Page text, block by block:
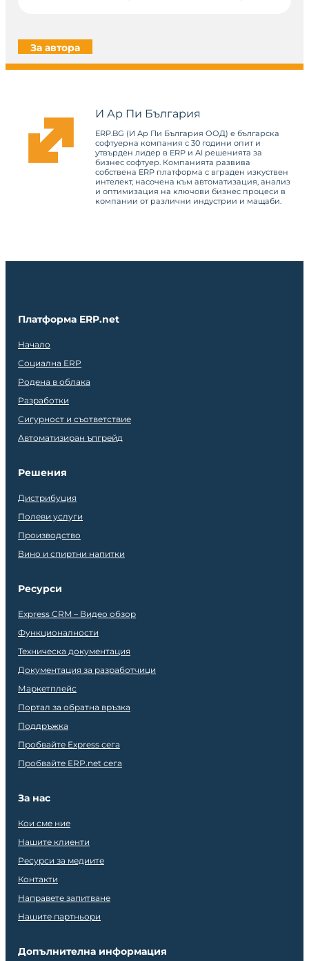
За автора
И Ар Пи България
ERP.BG (И Ар Пи България ООД) е българска
софтуерна компания с 30 години опит и
утвърден лидер в ERP и AI решенията за
бизнес софтуер. Компанията развива
собствена ERP платформа с вграден изкуствен
интелект, насочена към автоматизация, анализ
и оптимизация на ключови бизнес процеси в
компании от различни индустрии и мащаби.
Платформа ERP.net
Начало
Социална ERP
Родена в облака
Разработки
Сигурност и съответствие
Автоматизиран ъпгрейд
Решения
Дистрибуция
Полеви услуги
Производство
Вино и спиртни напитки
Ресурси
Express CRM – Видео обзор
Функционалности
Техническа документация
Документация за разработчици
Маркетплейс
Портал за обратна връзка
Поддръжка
Пробвайте Express сега
Пробвайте ERP.net сега
За нас
Кои сме ние
Нашите клиенти
Ресурси за медиите
Контакти
Направете запитване
Нашите партньори
Допълнителна информация